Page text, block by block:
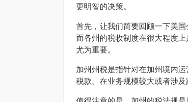
更明智的决策。
首先，让我们简要回顾一下美
而各州的税收制度在很大程度
尤为重要。
加州州税是指针对在加州境内
税款。在业务规模较大或者涉